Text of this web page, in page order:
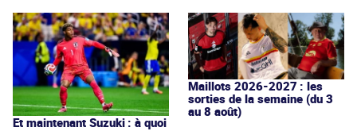
Et maintenant Suzuki : à quoi
Maillots 2026-2027 : les
sorties de la semaine (du 3
au 8 août)